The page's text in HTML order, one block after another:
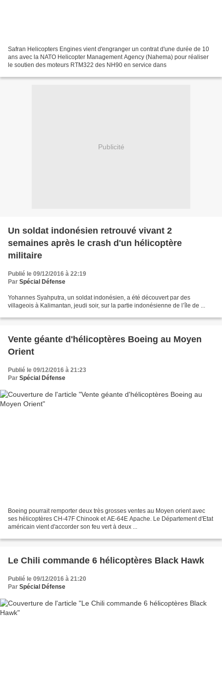
Safran Helicopters Engines vient d'engranger un contrat d'une durée de 10
ans avec la NATO Helicopter Management Agency (Nahema) pour réaliser
le soutien des moteurs RTM322 des NH90 en service dans
Publicité
Un soldat indonésien retrouvé vivant 2
semaines après le crash d'un hélicoptère
militaire
Publié le 09/12/2016 à 22:19
Par Spécial Défense
Yohannes Syahputra, un soldat indonésien, a été découvert par des
villageois à Kalimantan, jeudi soir, sur la partie indonésienne de l’île de ...
Vente géante d'hélicoptères Boeing au Moyen
Orient
Publié le 09/12/2016 à 21:23
Par Spécial Défense
Boeing pourrait remporter deux très grosses ventes au Moyen orient avec
ses hélicoptères CH-47F Chinook et AE-64E Apache. Le Département d'Etat
américain vient d'accorder son feu vert à deux ...
Le Chili commande 6 hélicoptères Black Hawk
Publié le 09/12/2016 à 21:20
Par Spécial Défense